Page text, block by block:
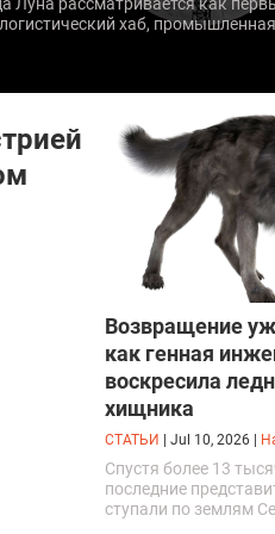
хаб, промышленная
Возвращение
как генная
воскресила
хищника
СТАТЬИ Jul 10, 2026
Спустя более 13
последние
ступали по землям